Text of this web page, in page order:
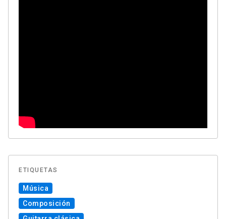
ETIQUETAS
Música
Composición